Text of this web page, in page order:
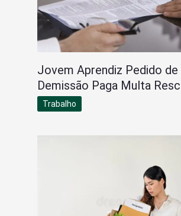
Jovem Aprendiz Pedido de
Demissão Paga Multa
Trabalho